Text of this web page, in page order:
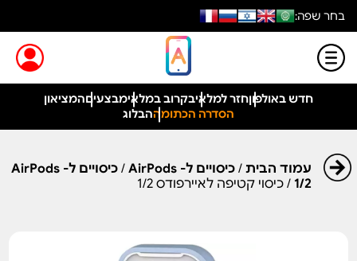
בחר שפה:
חדש באולפוןחזר למלאיבקרוב במלאימבצעיםהמציאון
הסדרה הכתומההבלוג
עמוד הבית/ כיסויים ל- AirPods /
כיסויים ל- AirPods
1/2 / כיסוי קטיפה לאיירפודס 1/2